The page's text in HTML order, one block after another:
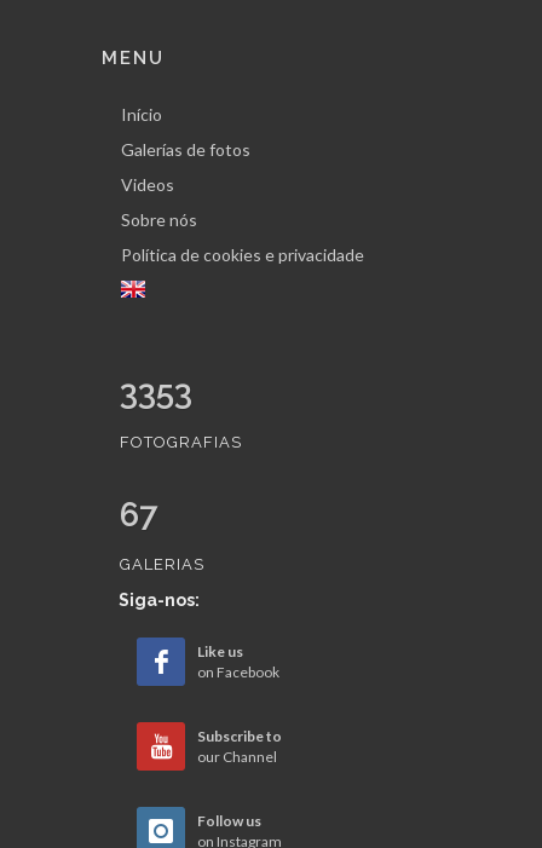
MENU
Início
Galerías de fotos
Videos
Sobre nós
Política de cookies e privacidade
3353
FOTOGRAFIAS
67
GALERIAS
Siga-nos:
Like us
on Facebook
Subscribe to
our Channel
Follow us
on Instagram